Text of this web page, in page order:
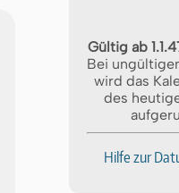
Gültig ab
Bei
wird das
des
Hilfe zur